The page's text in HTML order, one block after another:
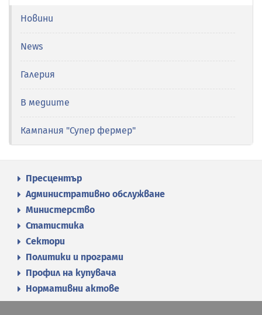
Новини
News
Галерия
В медиите
Кампания "Супер фермер"
Пресцентър
Административно обслужване
Министерство
Статистика
Сектори
Политики и програми
Профил на купувача
Нормативни актове